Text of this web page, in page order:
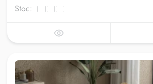
Stoc: